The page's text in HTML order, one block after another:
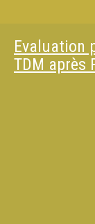
Evaluation
TDM après